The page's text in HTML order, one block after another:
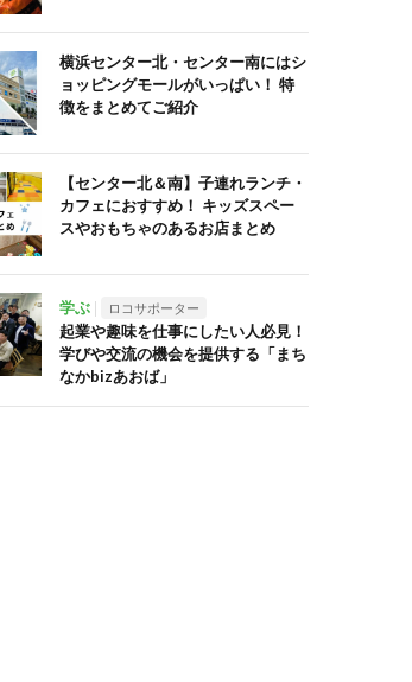
横浜センター北・センター南にはシ
ョッピングモールがいっぱい！ 特
徴をまとめてご紹介
【センター北＆南】子連れランチ・
カフェにおすすめ！ キッズスペー
スやおもちゃのあるお店まとめ
学ぶ ロコサポーター
起業や趣味を仕事にしたい人必見！
学びや交流の機会を提供する「まち
なかbizあおば」